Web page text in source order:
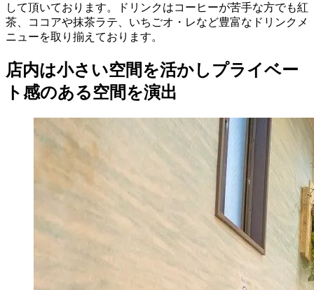
して頂いております。ドリンクはコーヒーが苦手な方でも紅
茶、ココアや抹茶ラテ、いちごオ・レなど豊富なドリンクメ
ニューを取り揃えております。
店内は小さい空間を活かしプライベー
ト感のある空間を演出